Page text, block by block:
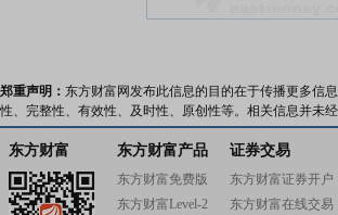
郑重声明： 东方财富网发布此信息的目的在于传播更多信
性、完整性、有效性、及时性、原创性等。相关信息并未
东方财富 东方财富产品
东方财富免费版
东方财富Level-2
证券交易
东方财富证券开户
东方财富在线交易